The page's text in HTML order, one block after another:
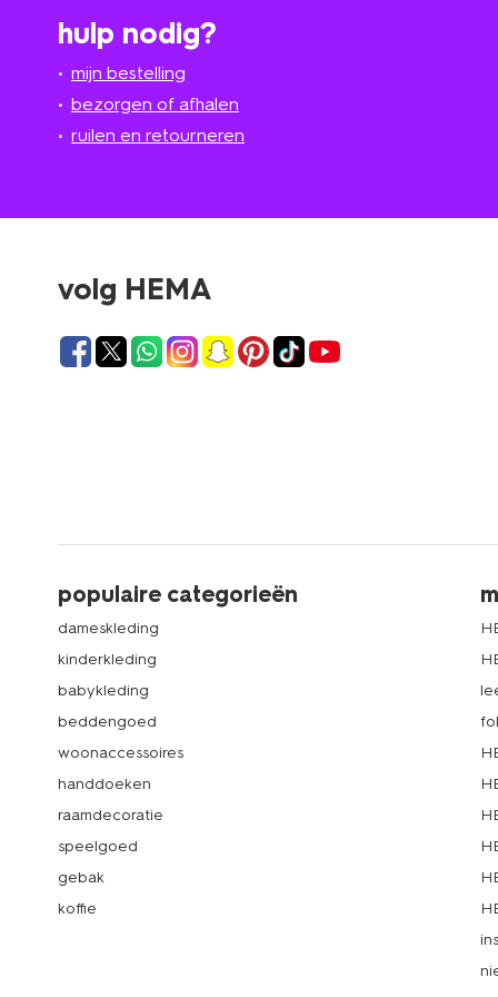
hulp nodig?
mijn bestelling
bezorgen of afhalen
ruilen en retourneren
volg HEMA
populaire categorieën
dameskleding
kinderkleding
babykleding
beddengoed
woonaccessoires
handdoeken
raamdecoratie
speelgoed
gebak
koffie